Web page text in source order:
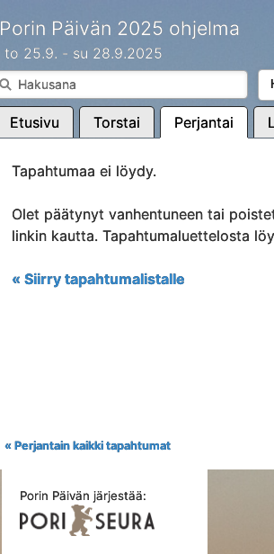
Porin Päivän 2025 ohjelma
to 25.9. - su 28.9.2025
Etusivu Torstai Perjantai
Tapahtumaa ei löydy.
Olet päätynyt vanhentuneen tai
linkin kautta. Tapahtumaluettelosta
« Siirry tapahtumalistalle
« Perjantain kaikki tapahtumat
Porin Päivän järjestää: